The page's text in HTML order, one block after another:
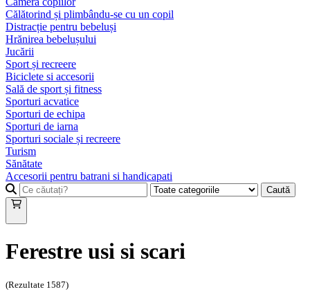
Călătorind și plimbându-se cu un copil
Distracție pentru bebeluși
Hrănirea bebelușului
Jucării
Sport și recreere
Biciclete si accesorii
Sală de sport și fitness
Sporturi acvatice
Sporturi de echipa
Sporturi de iarna
Sporturi sociale și recreere
Turism
Sănătate
Accesorii pentru batrani si handicapati
Caută
Ferestre usi si scari
(Rezultate 1587)